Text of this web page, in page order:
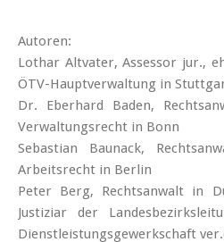
Autoren:
Lothar Altvater, Assessor jur.,
ÖTV-Hauptverwaltung in
Dr. Eberhard Baden,
Verwaltungsrecht in Bonn
Sebastian Baunack,
Arbeitsrecht in Berlin
Peter Berg, Rechtsanwalt in
Justiziar der
Dienstleistungsgewerkschaft